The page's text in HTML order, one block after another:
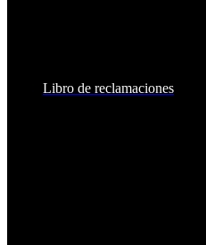
Libro de reclamaciones